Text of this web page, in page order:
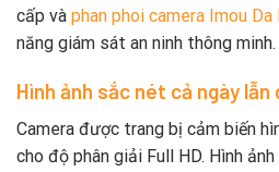
cấp và phan phoi camera Imou Da
năng giám sát an ninh thông minh.
Hình ảnh sắc nét cả ngày lẫn
Camera được trang bị cảm biến
cho độ phân giải Full HD. Hình